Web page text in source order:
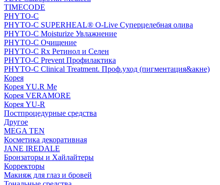
TIMECODE
PHYTO-C
PHYTO-C SUPERHEAL® O-Live Суперцелебная олива
PHYTO-C Moisturize Увлажнение
PHYTO-C Очищение
PHYTO-C Rx Ретинол и Селен
PHYTO-C Prevent Профилактика
PHYTO-C Clinical Treatment. Проф.уход (пигментация&акне)
Корея
Корея YU.R Me
Корея VERAMORE
Корея YU-R
Постпроцедурные средства
Другое
MEGA TEN
Косметика декоративная
JANE IREDALE
Бронзаторы и Хайлайтеры
Корректоры
Макияж для глаз и бровей